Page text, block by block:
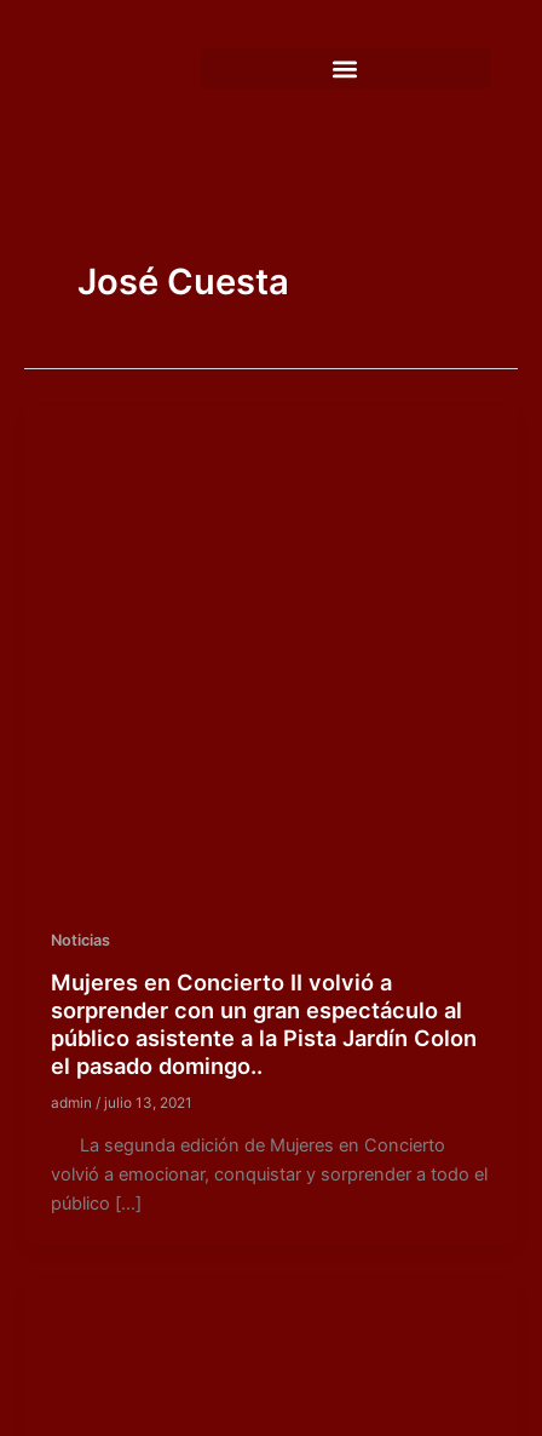
José Cuesta
Noticias
Mujeres en Concierto II volvió a
sorprender con un gran espectáculo al
público asistente a la Pista Jardín Colon
el pasado domingo..
admin / julio 13, 2021
La segunda edición de Mujeres en Concierto
volvió a emocionar, conquistar y sorprender a todo el
público […]